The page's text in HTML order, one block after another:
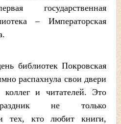
государственная
– Императорская
библиотек Покровская
распахнула свои двери
и читателей. Это
не только
тех, кто любит книги,